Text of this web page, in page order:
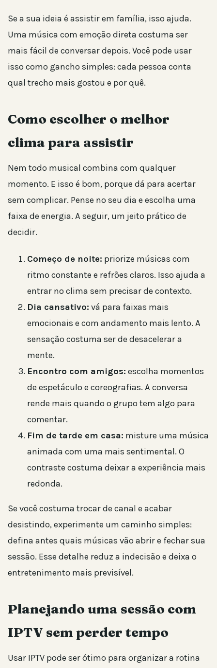
Se a sua ideia é assistir em família, isso ajuda.
Uma música com emoção direta costuma ser
mais fácil de conversar depois. Você pode usar
isso como gancho simples: cada pessoa conta
qual trecho mais gostou e por quê.
Como escolher o melhor
clima para assistir
Nem todo musical combina com qualquer
momento. E isso é bom, porque dá para acertar
sem complicar. Pense no seu dia e escolha uma
faixa de energia. A seguir, um jeito prático de
decidir.
Começo de noite: priorize músicas com
ritmo constante e refrões claros. Isso ajuda a
entrar no clima sem precisar de contexto.
Dia cansativo: vá para faixas mais
emocionais e com andamento mais lento. A
sensação costuma ser de desacelerar a
mente.
Encontro com amigos: escolha momentos
de espetáculo e coreografias. A conversa
rende mais quando o grupo tem algo para
comentar.
Fim de tarde em casa: misture uma música
animada com uma mais sentimental. O
contraste costuma deixar a experiência mais
redonda.
Se você costuma trocar de canal e acabar
desistindo, experimente um caminho simples:
defina antes quais músicas vão abrir e fechar sua
sessão. Esse detalhe reduz a indecisão e deixa o
entretenimento mais previsível.
Planejando uma sessão com
IPTV sem perder tempo
Usar IPTV pode ser ótimo para organizar a rotina